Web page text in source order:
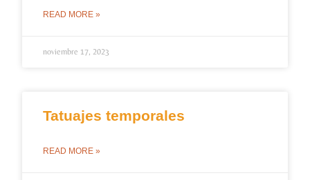
READ MORE »
noviembre 17, 2023
Tatuajes temporales
READ MORE »